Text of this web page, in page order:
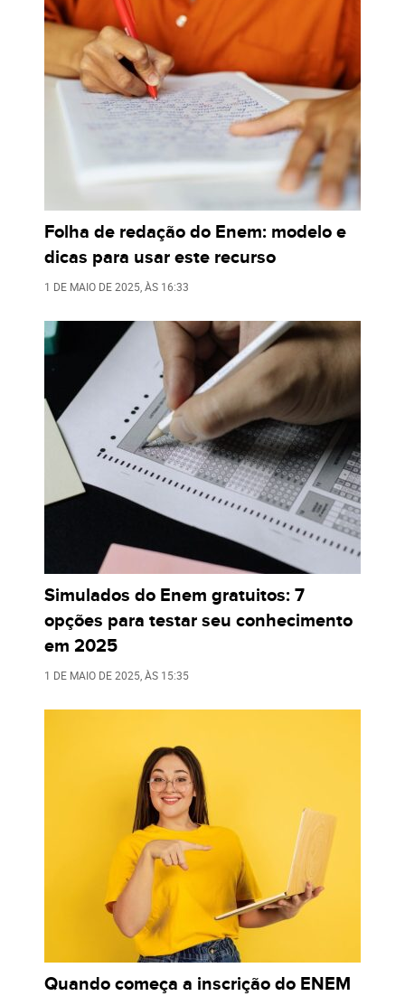
Folha de redação do Enem: modelo e
dicas para usar este recurso
1 DE MAIO DE 2025 , ÀS 16:33
Simulados do Enem gratuitos: 7
opções para testar seu conhecimento
em 2025
1 DE MAIO DE 2025 , ÀS 15:35
Quando começa a inscrição do ENEM